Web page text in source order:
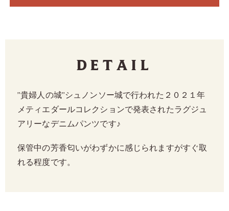
Detail
”貴婦人の城”シュノンソー城で行われた２０２１年
メティエダールコレクションで発表されたラグジュ
アリーなデニムパンツです♪
保管中の芳香匂いがわずかに感じられますがすぐ取
れる程度です。